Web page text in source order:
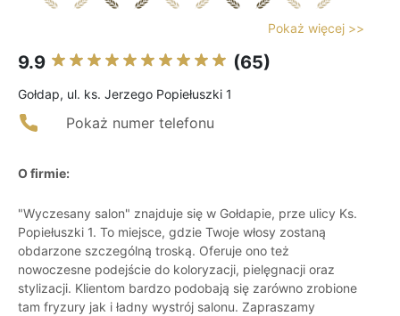
Pokaż więcej >>
9.9 (65)
Gołdap, ul. ks. Jerzego Popiełuszki 1
Pokaż numer telefonu
O firmie:
"Wyczesany salon" znajduje się w Gołdapie, prze ulicy Ks.
Popiełuszki 1. To miejsce, gdzie Twoje włosy zostaną
obdarzone szczególną troską. Oferuje ono też
nowoczesne podejście do koloryzacji, pielęgnacji oraz
stylizacji. Klientom bardzo podobają się zarówno zrobione
tam fryzury jak i ładny wystrój salonu. Zapraszamy